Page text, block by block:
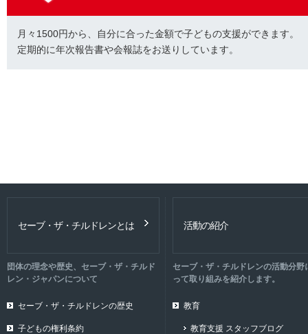
月々1500円から、自分に合った金額で子どもの支援ができます。
定期的に年次報告書や会報誌をお送りしています。
セーブ・ザ・チルドレンとは
団体の理念や歴史、セーブ・ザ・チルド
レン・ジャパンについて
セーブ・ザ・チルドレンの歴史
子どもの権利条約
活動の紹介
セーブ・ザ・チルドレンの活動分野
って取り組みを紹介します。
教育
教育支援 スタッフブログ